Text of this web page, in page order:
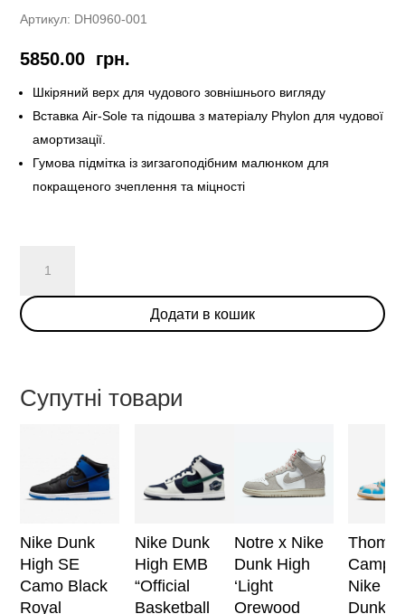
Артикул: DH0960-001
5850.00 грн.
Шкіряний верх для чудового зовнішнього вигляду
Вставка Air-Sole та підошва з матеріалу Phylon для чудової
амортизації.
Гумова підмітка із зигзагоподібним малюнком для
покращеного зчеплення та міцності
Dunk
High
SE
кількість
Додати в кошик
Супутні товари
Nike Dunk
High SE
Camo Black
Royal
Nike Dunk
High EMB
“Official
Basketball
Notre x Nike
Dunk High
‘Light
Orewood
Nike
Dunk